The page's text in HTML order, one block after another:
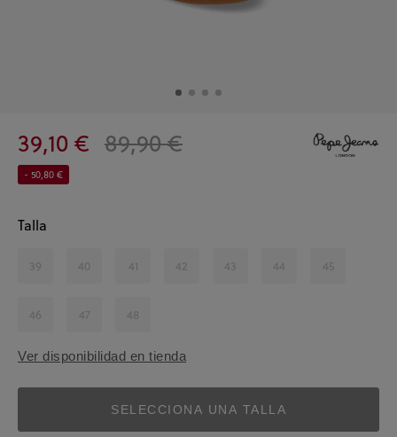
39,10 € 89,90 €
- 50,80 €
Talla
39 40 41 42 43 44 45
46 47 48
Ver disponibilidad en tienda
SELECCIONA UNA TALLA